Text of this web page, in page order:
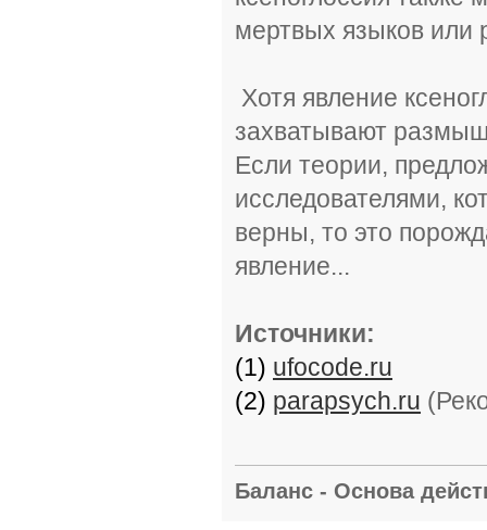
мертвых языков или
Хотя явление
захватывают
Если теории,
исследователями,
верны, то это
явление...
Источники:
(1) ufocode.ru
(2) parapsych.ru
Баланс - Основа